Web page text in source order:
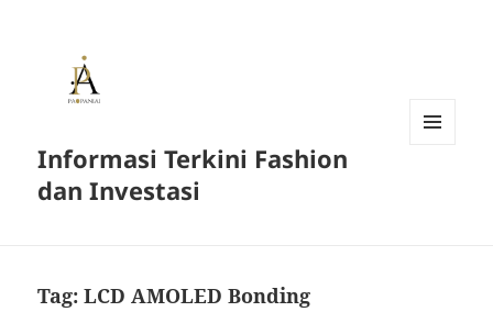
Informasi Terkini Fashion
dan Investasi
Tag:LCD AMOLED Bonding